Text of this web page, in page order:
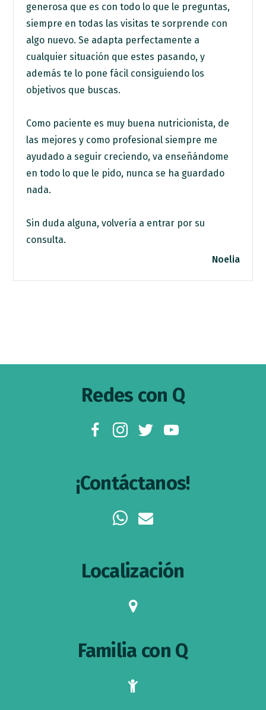
generosa que es con todo lo que le preguntas,
siempre en todas las visitas te sorprende con
algo nuevo. Se adapta perfectamente a
cualquier situación que estes pasando, y
además te lo pone fácil consiguiendo los
objetivos que buscas.
Como paciente es muy buena nutricionista, de
las mejores y como profesional siempre me
ayudado a seguir creciendo, va enseñándome
en todo lo que le pido, nunca se ha guardado
nada.
Sin duda alguna, volvería a entrar por su
consulta.
Noelia
Redes con Q
facebookinstagramtwitteryoutube
¡Contáctanos!
whatsappenvelope
Localización
map-
Familia con Q
child